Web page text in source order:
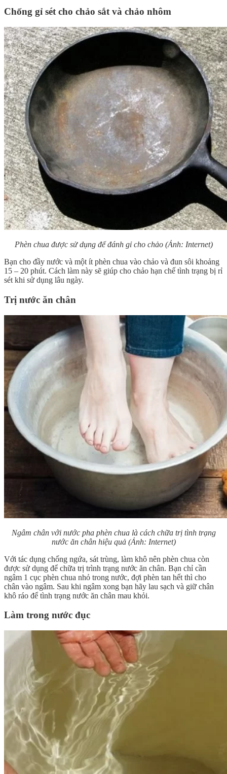
Chống gỉ sét cho chảo sắt và chảo nhôm
Phèn chua được sử dụng để đánh gỉ cho chảo (Ảnh: Internet)
Bạn cho đầy nước và một ít phèn chua vào chảo và đun sôi khoảng
15 – 20 phút. Cách làm này sẽ giúp cho chảo hạn chế tình trạng bị rỉ
sét khi sử dụng lâu ngày.
Trị nước ăn chân
Ngâm chân với nước pha phèn chua là cách chữa trị tình trạng
nước ăn chân hiệu quả (Ảnh: Internet)
Với tác dụng chống ngứa, sát trùng, làm khô nên phèn chua còn
được sử dụng để chữa trị trình trạng nước ăn chân. Bạn chỉ cần
ngâm 1 cục phèn chua nhỏ trong nước, đợi phèn tan hết thì cho
chân vào ngâm. Sau khi ngâm xong bạn hãy lau sạch và giữ chân
khô ráo để tình trạng nước ăn chân mau khỏi.
Làm trong nước đục